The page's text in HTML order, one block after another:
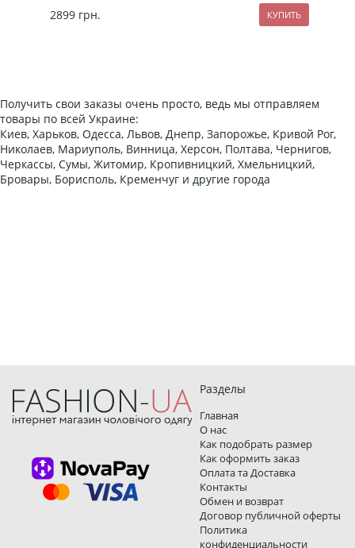
2899 грн.
Получить свои заказы очень просто, ведь мы отправляем
товары по всей Украине:
Киев, Харьков, Одесса, Львов, Днепр, Запорожье, Кривой Рог,
Николаев, Мариуполь, Винница, Херсон, Полтава, Чернигов,
Черкассы, Сумы, Житомир, Кропивницкий, Хмельницкий,
Бровары, Борисполь, Кременчуг и другие города
Разделы
Главная
О нас
Как подобрать размер
Как оформить заказ
Оплата та Доставка
Контакты
Обмен и возврат
Договор публичной оферты
Политика
конфиденциальности